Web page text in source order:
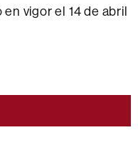
vigor el 14 de abril